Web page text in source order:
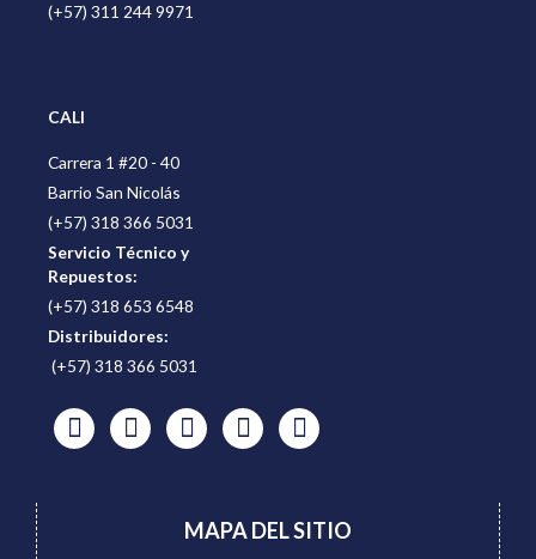
(+57) 311 244 9971
CALI
Carrera 1 #20 - 40
Barrio San Nicolás
(+57) 318 366 5031
Servicio Técnico y
Repuestos:
(+57) 318 653 6548
Distribuidores:
(+57) 318 366 5031
MAPA DEL SITIO